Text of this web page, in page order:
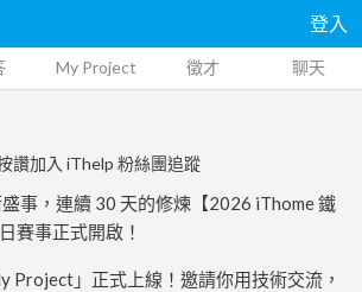
登入
My Project 徵才 聊天
讚加入 iThelp 粉絲團追蹤
事，連續 30 天的修煉【2026 iThome 鐵
賽事正式開啟！
Project」正式上線！邀請你用技術交流，